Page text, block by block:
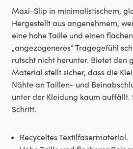
Maxi-Slip in minimalistischem,
Hergestellt aus angenehmem,
eine hohe Taille und einen
„angezogeneres“ Tragegefühl
rutscht nicht herunter. Bietet den
Material stellt sicher, dass die
Nähte an Taillen- und
unter der Kleidung kaum auffällt.
Schritt.
Recyceltes Textilfasermaterial.